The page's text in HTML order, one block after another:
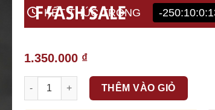
KẾT THÚC TRONG -
1.350.000 ₫
Số lượng
THÊM VÀO GIỎ